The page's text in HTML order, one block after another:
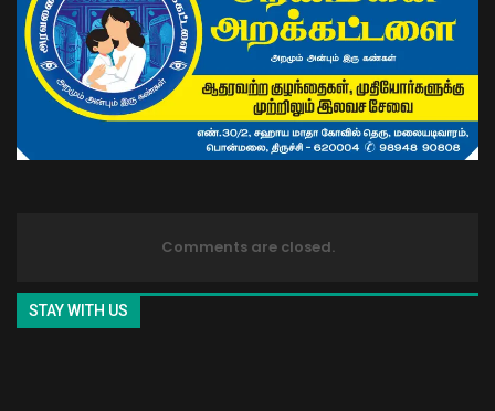
Comments are closed.
STAY WITH US